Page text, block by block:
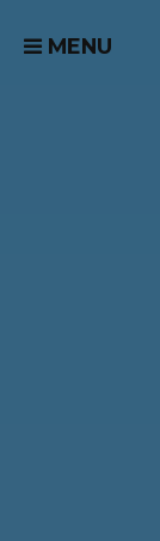
MENU